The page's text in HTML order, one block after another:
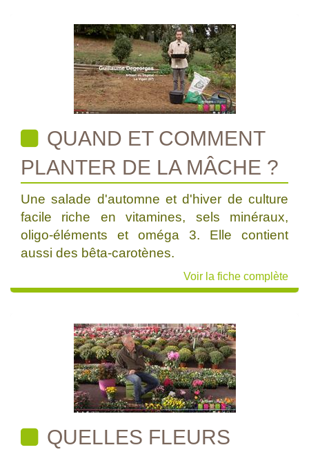
QUAND ET COMMENT
PLANTER DE LA MÂCHE ?
Une salade d'automne et d'hiver de culture
facile riche en vitamines, sels minéraux,
oligo-éléments et oméga 3. Elle contient
aussi des bêta-carotènes.
Voir la fiche complète
QUELLES FLEURS